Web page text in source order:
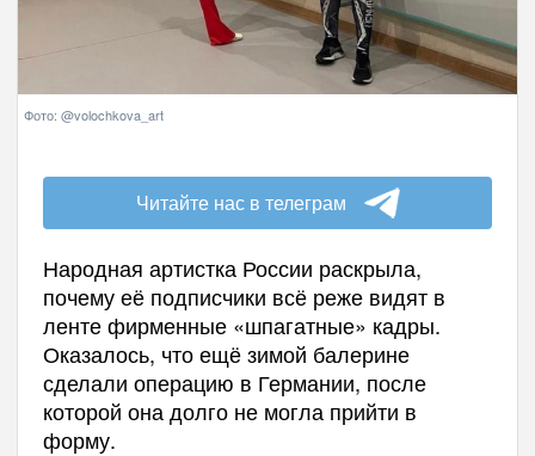
Фото: @volochkova_art
Читайте нас в телеграм
Народная артистка России раскрыла,
почему её подписчики всё реже видят в
ленте фирменные «шпагатные» кадры.
Оказалось, что ещё зимой балерине
сделали операцию в Германии, после
которой она долго не могла прийти в
форму.